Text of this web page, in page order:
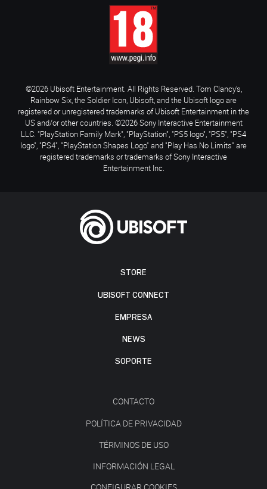
STORE
UBISOFT CONNECT
EMPRESA
NEWS
SOPORTE
CONTACTO
POLÍTICA DE PRIVACIDAD
TÉRMINOS DE USO
INFORMACIÓN LEGAL
©2026 Ubisoft Entertainment. All Rights Reserved. Tom Clancy’s,
Rainbow Six, the Soldier Icon, Ubisoft, and the Ubisoft logo are
registered or unregistered trademarks of Ubisoft Entertainment in the
US and/or other countries. ©2026 Sony Interactive Entertainment
LLC. "PlayStation Family Mark", "PlayStation", "PS5 logo", "PS5", "PS4
logo", "PS4", "PlayStation Shapes Logo" and "Play Has No Limits" are
registered trademarks or trademarks of Sony Interactive
Entertainment Inc.